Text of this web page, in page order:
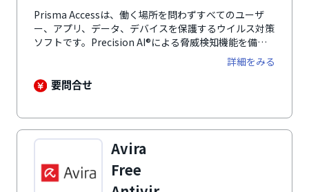
Prisma Accessは、働く場所を問わずすべてのユーザ
ー、アプリ、データ、デバイスを保護するウイルス対策
ソフトです。Precision AI®による脅威検知機能を備
え、1日309億件を超える攻撃をリアルタイムで防御し
ます。リモートワークや海外拠点からも安定した通信を
確保。ZTN A、SWG、CASB、FWaaSなど複数の機能を
詳細をみる
要問合せ
Avira
Free